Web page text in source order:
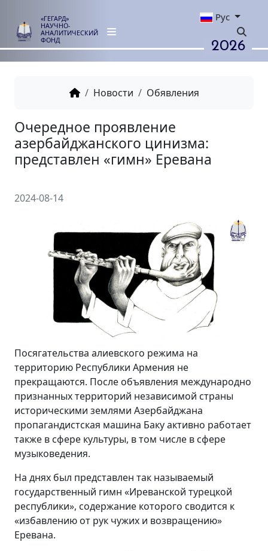
«ГЕГАРД»
НАУЧНО-
АНАЛИТИЧЕСКИЙ
ФОНД
Рус
2026
Новости Обявления
Очередное проявление
представлен «гимн» Еревана
2024-08-14
Посягательства алиевского режима на
территорию Республики Армения не
прекращаются. После объявления международно
признанных территорий независимой страны
историческими землями Азербайджана
пропагандистская машина Баку активно работает
также в сфере культуры, в том числе в сфере
музыковедения.
На днях был представлен так называемый
государственный гимн «Иреванской турецкой
республики», содержание которого сводится к
«избавлению от рук чужих и возвращению»
Еревана.